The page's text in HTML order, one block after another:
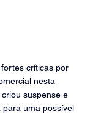
críticas por
nesta
suspense e
uma possível